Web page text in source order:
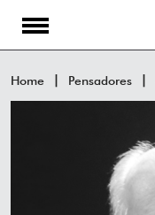
Home Pensadores